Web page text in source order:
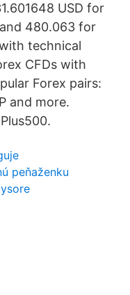
USD for
480.063 for
technical
CFDs with
Forex pairs:
and more.
peňaženku